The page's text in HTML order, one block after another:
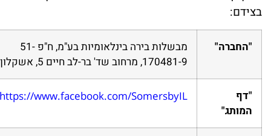
בצידם:
"החברה"
מבשלות בירה בינלאומיות בע"מ, ח"פ 51-
170481-9, מרחוב שד' בר-לב חיים 5, אשקלון.
"דף
המותג"
https://www.facebook.com/SomersbyIL/